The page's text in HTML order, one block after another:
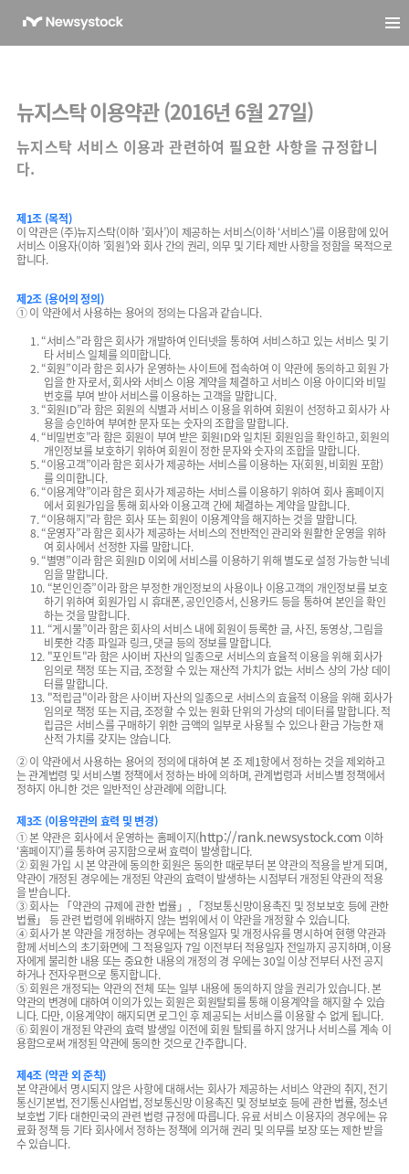
뉴지스탁이용약관(2016년 6월 27일)
뉴지스탁 서비스 이용과 관련하여 필요한 사항을 규정합니
다.
제1조 (목적)
이 약관은 (주)뉴지스탁(이하 ’회사’)이 제공하는 서비스(이하 ‘서비스’)를 이용함에 있어
서비스 이용자(이하 ’회원’)와 회사 간의 권리, 의무 및 기타 제반 사항을 정함을 목적으로
합니다.
제2조 (용어의 정의)
① 이 약관에서 사용하는 용어의 정의는 다음과 같습니다.
1. “서비스”라 함은 회사가 개발하여 인터넷을 통하여 서비스하고 있는 서비스 및 기
타 서비스 일체를 의미합니다.
2. “회원”이라 함은 회사가 운영하는 사이트에 접속하여 이 약관에 동의하고 회원 가
입을 한 자로서, 회사와 서비스 이용 계약을 체결하고 서비스 이용 아이디와 비밀
번호를 부여 받아 서비스를 이용하는 고객을 말합니다.
3. “회원ID”라 함은 회원의 식별과 서비스 이용을 위하여 회원이 선정하고 회사가 사
용을 승인하여 부여한 문자 또는 숫자의 조합을 말합니다.
4. “비밀번호”라 함은 회원이 부여 받은 회원ID와 일치된 회원임을 확인하고, 회원의
개인정보를 보호하기 위하여 회원이 정한 문자와 숫자의 조합을 말합니다.
5. “이용고객”이라 함은 회사가 제공하는 서비스를 이용하는 자(회원, 비회원 포함)
를 의미합니다.
6. “이용계약”이라 함은 회사가 제공하는 서비스를 이용하기 위하여 회사 홈페이지
에서 회원가입을 통해 회사와 이용고객 간에 체결하는 계약을 말합니다.
7. “이용해지”라 함은 회사 또는 회원이 이용계약을 해지하는 것을 말합니다.
8. “운영자”라 함은 회사가 제공하는 서비스의 전반적인 관리와 원활한 운영을 위하
여 회사에서 선정한 자를 말합니다.
9. “별명”이라 함은 회원ID 이외에 서비스를 이용하기 위해 별도로 설정 가능한 닉네
임을 말합니다.
10. “본인인증”이라 함은 부정한 개인정보의 사용이나 이용고객의 개인정보를 보호
하기 위하여 회원가입 시 휴대폰, 공인인증서, 신용카드 등을 통하여 본인을 확인
하는 것을 말합니다.
11. “게시물”이라 함은 회사의 서비스 내에 회원이 등록한 글, 사진, 동영상, 그림을
비롯한 각종 파일과 링크, 댓글 등의 정보를 말합니다.
12. "포인트"라 함은 사이버 자산의 일종으로 서비스의 효율적 이용을 위해 회사가
임의로 책정 또는 지급, 조정할 수 있는 재산적 가치가 없는 서비스 상의 가상 데이
터를 말합니다.
13. "적립금"이라 함은 사이버 자산의 일종으로 서비스의 효율적 이용을 위해 회사가
임의로 책정 또는 지급, 조정할 수 있는 원화 단위의 가상의 데이터를 말합니다. 적
립금은 서비스를 구매하기 위한 금액의 일부로 사용될 수 있으나 환금 가능한 재
산적 가치를 갖지는 않습니다.
② 이 약관에서 사용하는 용어의 정의에 대하여 본 조 제1항에서 정하는 것을 제외하고
는 관계법령 및 서비스별 정책에서 정하는 바에 의하며, 관계법령과 서비스별 정책에서
정하지 아니한 것은 일반적인 상관례에 의합니다.
제3조 (이용약관의 효력 및 변경)
① 본 약관은 회사에서 운영하는 홈페이지(http://rank.newsystock.com 이하
‘홈페이지’)를 통하여 공지함으로써 효력이 발생합니다.
② 회원 가입 시 본 약관에 동의한 회원은 동의한 때로부터 본 약관의 적용을 받게 되며,
약관이 개정된 경우에는 개정된 약관의 효력이 발생하는 시점부터 개정된 약관의 적용
을 받습니다.
③ 회사는 「약관의 규제에 관한 법률」, 「정보통신망이용촉진 및 정보보호 등에 관한
법률」 등 관련 법령에 위배하지 않는 범위에서 이 약관을 개정할 수 있습니다.
④ 회사가 본 약관을 개정하는 경우에는 적용일자 및 개정사유를 명시하여 현행 약관과
함께 서비스의 초기화면에 그 적용일자 7일 이전부터 적용일자 전일까지 공지하며, 이용
자에게 불리한 내용 또는 중요한 내용의 개정의 경 우에는 30일 이상 전부터 사전 공지
하거나 전자우편으로 통지합니다.
⑤ 회원은 개정되는 약관의 전체 또는 일부 내용에 동의하지 않을 권리가 있습니다. 본
약관의 변경에 대하여 이의가 있는 회원은 회원탈퇴를 통해 이용계약을 해지할 수 있습
니다. 다만, 이용계약이 해지되면 로그인 후 제공되는 서비스를 이용할 수 없게 됩니다.
⑥ 회원이 개정된 약관의 효력 발생일 이전에 회원 탈퇴를 하지 않거나 서비스를 계속 이
용함으로써 개정된 약관에 동의한 것으로 간주합니다.
제4조 (약관 외 준칙)
본 약관에서 명시되지 않은 사항에 대해서는 회사가 제공하는 서비스 약관의 취지, 전기
통신기본법, 전기통신사업법, 정보통신망 이용촉진 및 정보보호 등에 관한 법률, 청소년
보호법 기타 대한민국의 관련 법령 규정에 따릅니다. 유료 서비스 이용자의 경우에는 유
료화 정책 등 기타 회사에서 정하는 정책에 의거해 권리 및 의무를 보장 또는 제한 받을
수 있습니다.